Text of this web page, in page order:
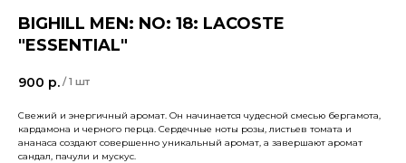
BIGHILL MEN: NO: 18: LACOSTE
"ESSENTIAL"
900 р. / 1 шт
Свежий и энергичный аромат. Он начинается чудесной смесью бергамота,
кардамона и черного перца. Сердечные ноты розы, листьев томата и
ананаса создают совершенно уникальный аромат, а завершают аромат
сандал, пачули и мускус.